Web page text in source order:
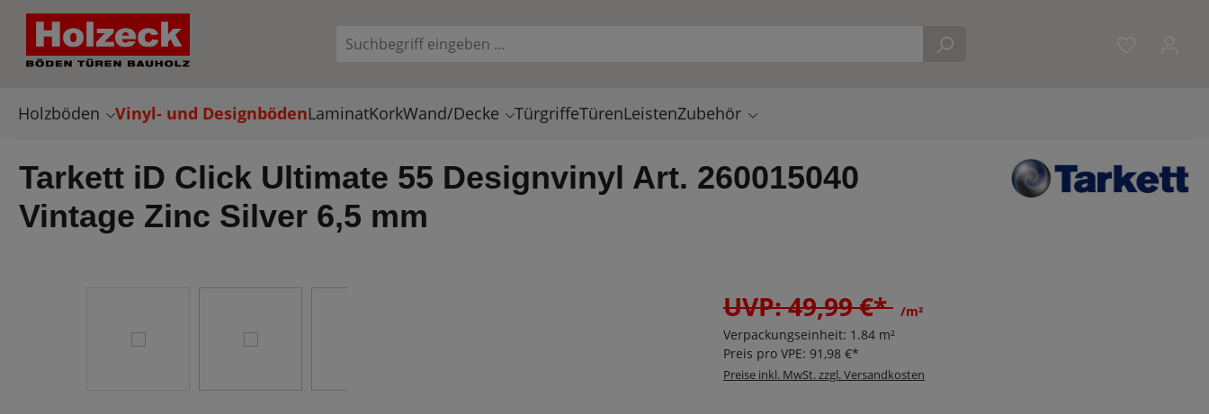
Zur Suche springen
Holzböden Vinyl- und DesignbödenLaminatKorkWand/Decke TürgriffeTürenLeistenZubehör
Tarkett iD Click Ultimate 55 Designvinyl Art. 260015040
Vintage Zinc Silver 6,5 mm
UVP: 49,99 €* /m²
Verpackungseinheit: 1.84 m²
Preis pro VPE: 91,98 €*
Preise inkl. MwSt. zzgl. Versandkosten